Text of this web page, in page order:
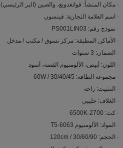
· مكان المنشأ: قوانغدونغ، والصين (البر الرئيسي)
· اسم العلامة التجارية: فينسون
· نموذج رقم: PS001LIN03
· الأماكن المطبقة: مركز تسوق / مكتب / مدخل
· الضمان: 3 سنوات
· اللون: أبيض، الألومنيوم الفضة، أسود
· مجموعة الطاقة: 30/40/45 / 60W
· التثبيت: راحة
· الغلاف: حليبي
· كت: 2700-6500K
· المواد: الألومنيوم 6063-T5
· الحجم: 30/60/90 / 120cm